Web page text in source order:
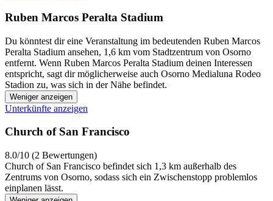
Ruben Marcos Peralta Stadium
Du könntest dir eine Veranstaltung im bedeutenden Ruben Marcos
Peralta Stadium ansehen, 1,6 km vom Stadtzentrum von Osorno
entfernt. Wenn Ruben Marcos Peralta Stadium deinen Interessen
entspricht, sagt dir möglicherweise auch Osorno Medialuna Rodeo
Stadion zu, was sich in der Nähe befindet.
Weniger anzeigen
Unterkünfte anzeigen
Church of San Francisco
8.0/10 (2 Bewertungen)
Church of San Francisco befindet sich 1,3 km außerhalb des
Zentrums von Osorno, sodass sich ein Zwischenstopp problemlos
einplanen lässt.